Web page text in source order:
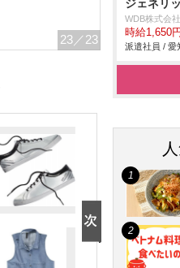
23 ／23
ジェネリ
WDB株式会社
時給1,650
派遣社員 / 愛